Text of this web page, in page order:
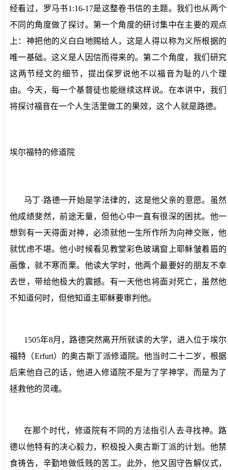
经看过，罗马书1:16-17是这整卷书信的主题。我们也从两个
不同的角度做了探讨。第一个角度的研讨集中在主要的观点
上：神把他的义白白地赐给人，这是人得以称为义所根据的
唯一基础。这义是人因信而得来的。第二个角度，我们研究
这两节经文的细节，提出保罗说他不以福音为耻的八个理
由。今天，每一个基督徒也能继续这样说。在本讲中，我们
将探讨福音在一个人生活里做工的果效，这个人就是路德。
埃尔福特的修道院
马丁·路德一开始是学法律的，这是他父亲的意愿。虽然
他成绩斐然，前途无量，但他心中一直有很深的困扰。他一
想到有一天得面对神，必须就他一生所作所为向神交账，他
就忧虑不堪。他小时候看见教堂彩色玻璃窗上耶稣皱着眉的
画像，就不寒而栗。他读大学时，他两个最要好的朋友不幸
去世，带给他极大的震撼。有一天他也将面对死亡，虽然他
不知道何时，但他知道主耶稣要审判他。
1505年8月，路德突然离开所就读的大学，进入位于埃尔
福特（Erfurt）的奥古斯丁派修道院。他当时二十二岁，根据
后来他自己的话，他进入修道院不是为了学神学，而是为了
拯救他的灵魂。
在那个时代，修道院有不同的方法指引人去寻找神。路
德以他特有的决心毅力，积极投入奥古斯丁派的计划。他禁
食祷告，辛勤地做低贱的苦工。此外，他又固守告解仪式，